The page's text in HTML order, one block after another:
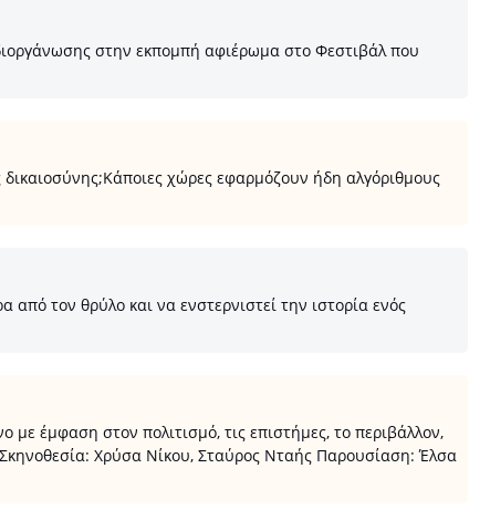
στην εκπομπή αφιέρωμα στο Φεστιβάλ που
χώρες εφαρμόζουν ήδη αλγόριθμους
τον θρύλο και να ενστερνιστεί την ιστορία ενός
έμφαση στον πολιτισμό, τις επιστήμες, το περιβάλλον,
Χρύσα Νίκου, Σταύρος Νταής Παρουσίαση: Έλσα